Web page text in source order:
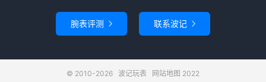
腕表评测  联系波记 
© 2010-2026 波记玩表 网站地图 2022